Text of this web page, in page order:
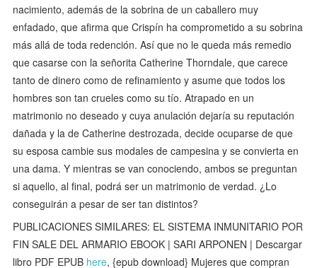
nacimiento, además de la sobrina de un caballero muy
enfadado, que afirma que Crispín ha comprometido a su sobrina
más allá de toda redención. Así que no le queda más remedio
que casarse con la señorita Catherine Thorndale, que carece
tanto de dinero como de refinamiento y asume que todos los
hombres son tan crueles como su tío. Atrapado en un
matrimonio no deseado y cuya anulación dejaría su reputación
dañada y la de Catherine destrozada, decide ocuparse de que
su esposa cambie sus modales de campesina y se convierta en
una dama. Y mientras se van conociendo, ambos se preguntan
si aquello, al final, podrá ser un matrimonio de verdad. ¿Lo
conseguirán a pesar de ser tan distintos?
PUBLICACIONES SIMILARES: EL SISTEMA INMUNITARIO POR
FIN SALE DEL ARMARIO EBOOK | SARI ARPONEN | Descargar
libro PDF EPUB here, {epub download} Mujeres que compran